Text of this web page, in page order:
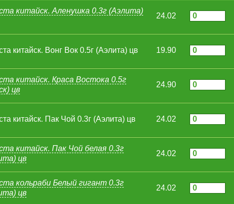
китайск. Аленушка 0.3г (Аэлита)
24.02
китайск. Вонг Вок 0.5г (Аэлита) цв 19.90
китайск. Краса Востока 0.5г
цв
24.90
китайск. Пак Чой 0.3г (Аэлита) цв 24.02
китайск. Пак Чой белая 0.3г
цв
24.02
кольраби Белый гигант 0.3г
цв
24.02